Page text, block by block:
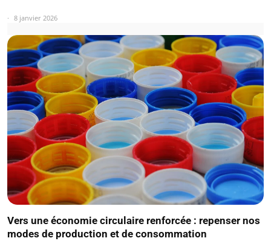
8 janvier 2026
Vers une économie circulaire renforcée : repenser nos
modes de production et de consommation